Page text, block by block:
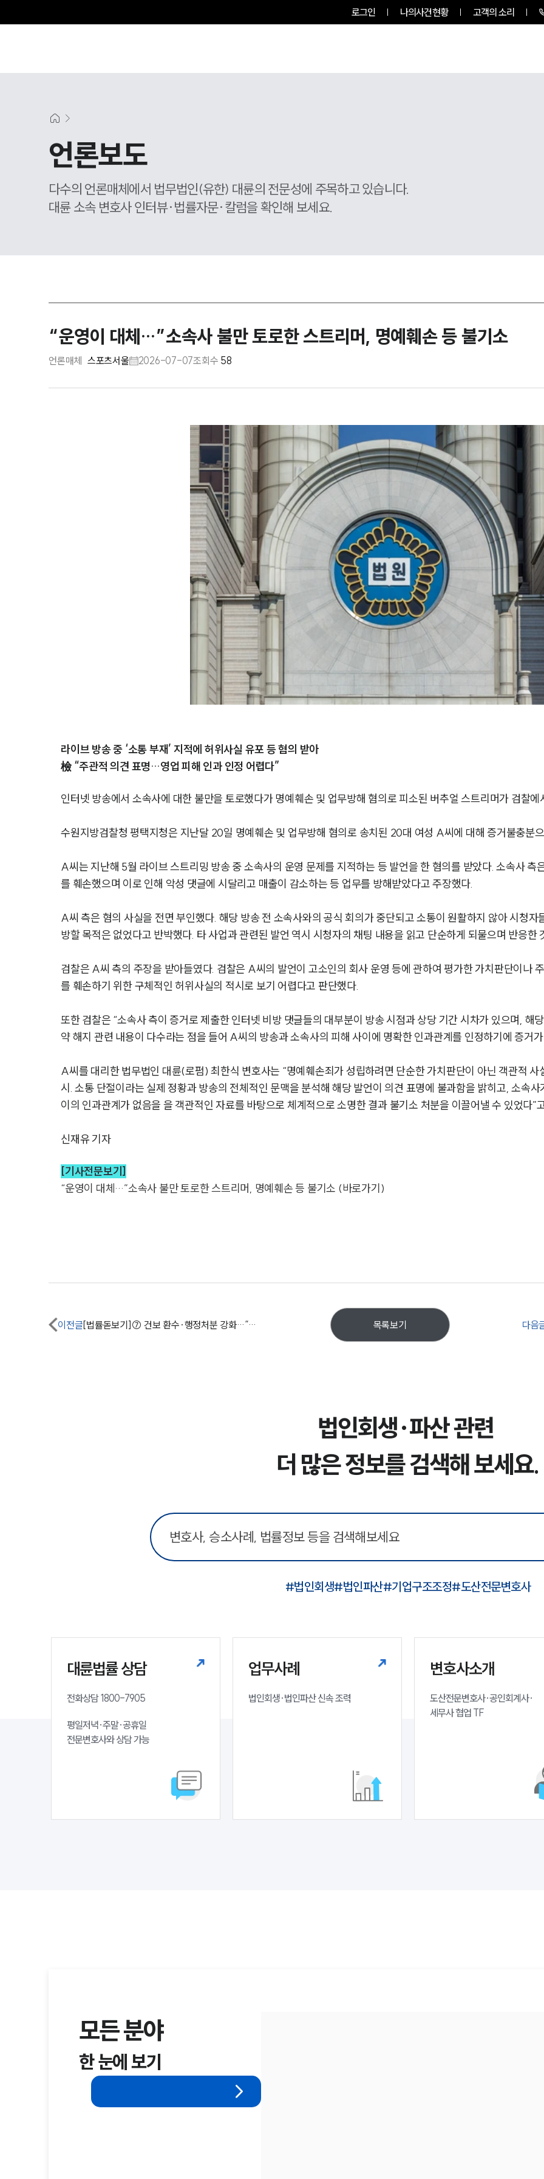
로그인 나의사건현황 고객의 소리
언론보도
다수의 언론매체에서 법무법인(유한) 대륜의 전문성에 주목하고 있습니다.
대륜 소속 변호사 인터뷰·법률자문·칼럼을 확인해 보세요.
“운영이 대체…”소속사 불만 토로한 스트리머, 명예훼손 등 불기소
언론매체 스포츠서울 2026-07-07조회수 58
라이브 방송 중 ‘소통 부재’ 지적에 허위사실 유포 등 혐의 받아
檢 “주관적 의견 표명…영업 피해 인과 인정 어렵다”
인터넷 방송에서 소속사에 대한 불만을 토로했다가 명예훼손 및 업무방해 혐의로 피소된 버추얼 스트리머가 검찰에
수원지방검찰청 평택지청은 지난달 20일 명예훼손 및 업무방해 혐의로 송치된 20대 여성 A씨에 대해 증거불충분
A씨는 지난해 5월 라이브 스트리밍 방송 중 소속사의 운영 문제를 지적하는 등 발언을 한 혐의를 받았다. 소속사 측
를 훼손했으며 이로 인해 악성 댓글에 시달리고 매출이 감소하는 등 업무를 방해받았다고 주장했다.
A씨 측은 혐의 사실을 전면 부인했다. 해당 방송 전 소속사와의 공식 회의가 중단되고 소통이 원활하지 않아 시청자
방할 목적은 없었다고 반박했다. 타 사업과 관련된 발언 역시 시청자의 채팅 내용을 읽고 단순하게 되물으며 반응한
검찰은 A씨 측의 주장을 받아들였다. 검찰은 A씨의 발언이 고소인의 회사 운영 등에 관하여 평가한 가치판단이나
를 훼손하기 위한 구체적인 허위사실의 적시로 보기 어렵다고 판단했다.
또한 검찰은 “소속사 측이 증거로 제출한 인터넷 비방 댓글들의 대부분이 방송 시점과 상당 기간 시차가 있으며, 해
약 해지 관련 내용이 다수라는 점을 들어 A씨의 방송과 소속사의 피해 사이에 명확한 인과관계를 인정하기에 증거
A씨를 대리한 법무법인 대륜(로펌) 최한식 변호사는 “명예훼손죄가 성립하려면 단순한 가치판단이 아닌 객관적 사
시. 소통 단절이라는 실제 정황과 방송의 전체적인 문맥을 분석해 해당 발언이 의견 표명에 불과함을 밝히고, 소속
이의 인과관계가 없음을 을 객관적인 자료를 바탕으로 체계적으로 소명한 결과 불기소 처분을 이끌어낼 수 있었
신재유 기자
[기사전문보기]
“운영이 대체…”소속사 불만 토로한 스트리머, 명예훼손 등 불기소 (바로가기)
이전글 [법률돋보기]⑦ 건보 환수·행정처분 강화…“초기 대응이 병원 존폐 좌우” 다음
목록보기
법인회생·파산 관련
더 많은 정보를 검색해 보세요.
#법인회생#법인파산#기업구조조정#도산전문변호사
대륜법률 상담
전화상담 1800-7905
평일저녁·주말·공휴일
전문변호사와 상담 가능
업무사례
법인회생·법인파산 신속 조력
변호사소개
도산전문변호사·공인회계사·
세무사 협업 TF
모든 분야
한 눈에 보기